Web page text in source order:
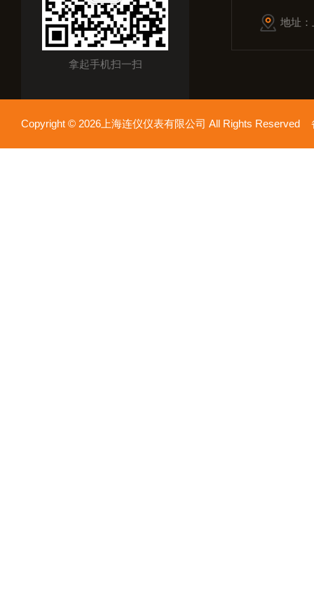
拿起手机扫一扫
地址
Copyright © 2026上海连仪仪表有限公司 All Rights Reserved